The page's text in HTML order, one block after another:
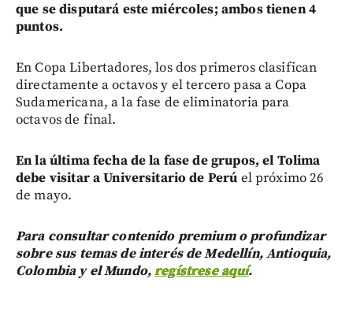
que se disputará este miércoles; ambos tienen 4
puntos.
En Copa Libertadores, los dos primeros clasifican
directamente a octavos y el tercero pasa a Copa
Sudamericana, a la fase de eliminatoria para
octavos de final.
En la última fecha de la fase de grupos, el Tolima
debe visitar a Universitario de Perú el próximo 26
de mayo.
Para consultar contenido premium o profundizar
sobre sus temas de interés de Medellín, Antioquia,
Colombia y el Mundo,regístrese aquí.